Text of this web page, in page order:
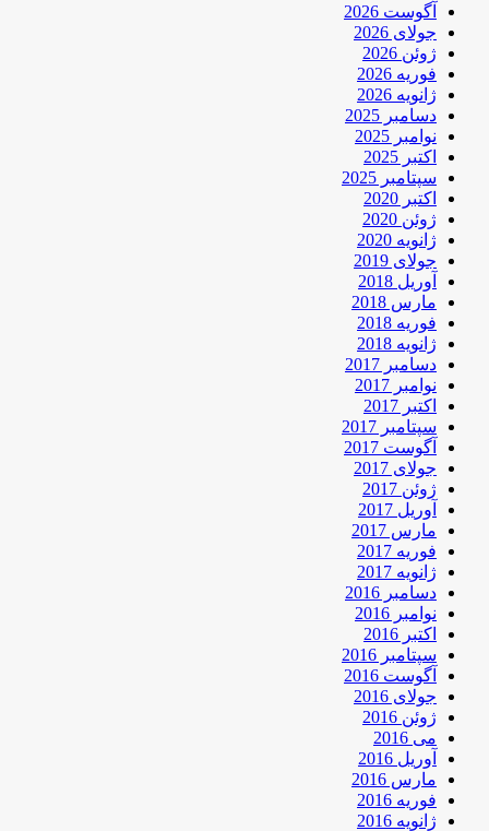
آگوست 2026
جولای 2026
ژوئن 2026
فوریه 2026
ژانویه 2026
دسامبر 2025
نوامبر 2025
اکتبر 2025
سپتامبر 2025
اکتبر 2020
ژوئن 2020
ژانویه 2020
جولای 2019
آوریل 2018
مارس 2018
فوریه 2018
ژانویه 2018
دسامبر 2017
نوامبر 2017
اکتبر 2017
سپتامبر 2017
آگوست 2017
جولای 2017
ژوئن 2017
آوریل 2017
مارس 2017
فوریه 2017
ژانویه 2017
دسامبر 2016
نوامبر 2016
اکتبر 2016
سپتامبر 2016
آگوست 2016
جولای 2016
ژوئن 2016
می 2016
آوریل 2016
مارس 2016
فوریه 2016
ژانویه 2016